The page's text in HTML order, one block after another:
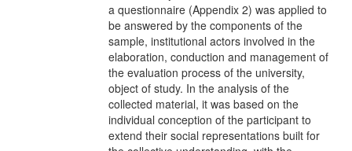
a questionnaire (Appendix 2) was applied to
be answered by the components of the
sample, institutional actors involved in the
elaboration, conduction and management of
the evaluation process of the university,
object of study. In the analysis of the
collected material, it was based on the
individual conception of the participant to
extend their social representations built for